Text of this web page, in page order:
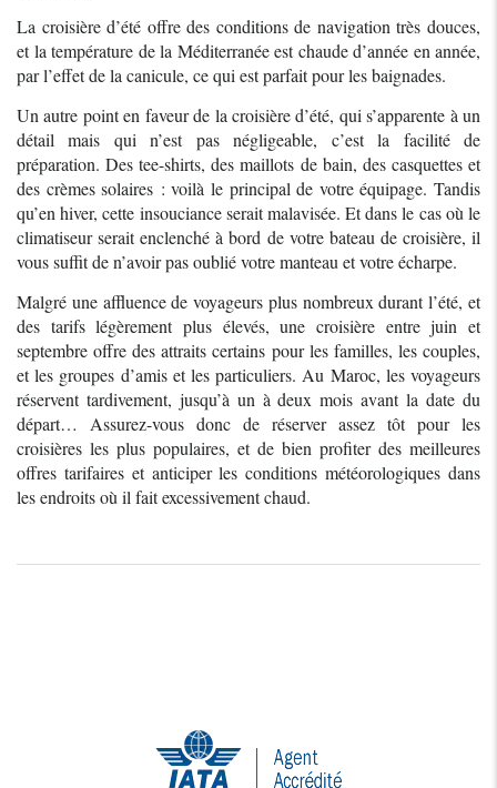
La croisière d’été offre des conditions de navigation très douces,
et la température de la Méditerranée est chaude d’année en année,
par l’effet de la canicule, ce qui est parfait pour les baignades.
Un autre point en faveur de la croisière d’été, qui s’apparente à un
détail mais qui n’est pas négligeable, c’est la facilité de
préparation. Des tee-shirts, des maillots de bain, des casquettes et
des crèmes solaires : voilà le principal de votre équipage. Tandis
qu’en hiver, cette insouciance serait malavisée. Et dans le cas où le
climatiseur serait enclenché à bord de votre bateau de croisière, il
vous suffit de n’avoir pas oublié votre manteau et votre écharpe.
Malgré une affluence de voyageurs plus nombreux durant l’été, et
des tarifs légèrement plus élevés, une croisière entre juin et
septembre offre des attraits certains pour les familles, les couples,
et les groupes d’amis et les particuliers. Au Maroc, les voyageurs
réservent tardivement, jusqu’à un à deux mois avant la date du
départ… Assurez-vous donc de réserver assez tôt pour les
croisières les plus populaires, et de bien profiter des meilleures
offres tarifaires et anticiper les conditions météorologiques dans
les endroits où il fait excessivement chaud.